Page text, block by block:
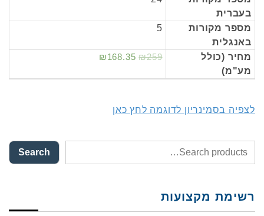
בעברית
מספר מקורות
באנגלית
5
מחיר (כולל
מע"מ)
₪168.35 ₪259
לצפיה בסמינריון לדוגמה לחץ כאן
Search
רשימת מקצועות